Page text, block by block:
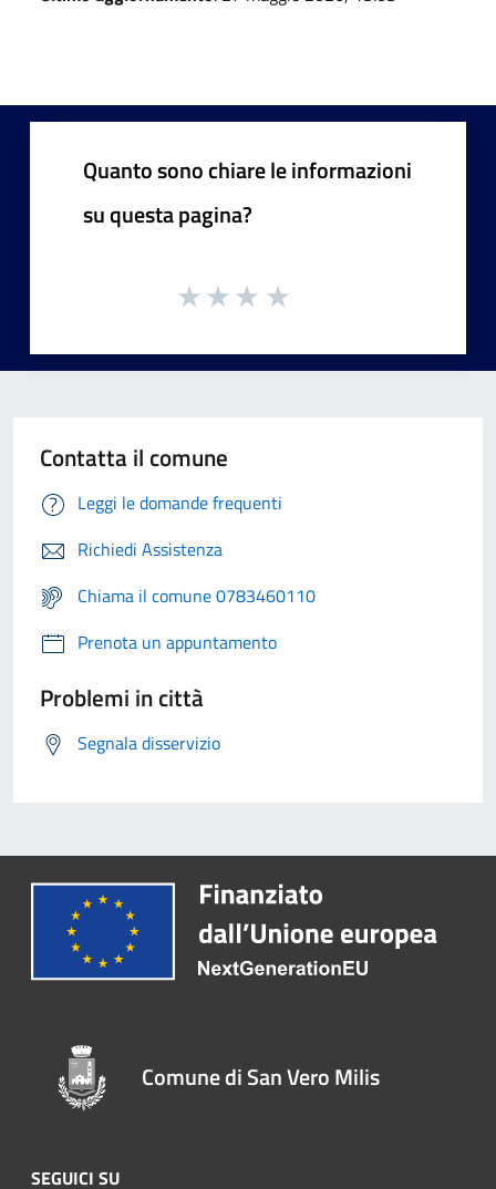
Quanto sono chiare le informazioni
su questa pagina?
Contatta il comune
Leggi le domande frequenti
Richiedi Assistenza
Chiama il comune 0783460110
Prenota un appuntamento
Problemi in città
Segnala disservizio
Comune di San Vero Milis
SEGUICI SU